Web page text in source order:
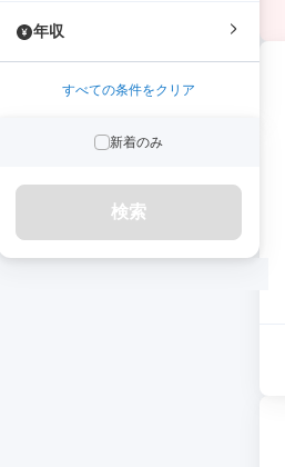
年収
すべての条件をクリア
新着のみ
検索